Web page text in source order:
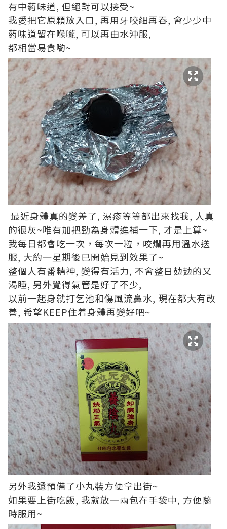
有中葯味道, 但絕對可以接受~
我愛把它原顆放入口, 再用牙咬細再吞, 會少少中
葯味道留在喉嚨, 可以再由水沖服,
都相當易食喲~
最近身體真的變差了, 濕疹等等都出來找我, 人真
的很灰~唯有加把勁為身體進補一下, 才是上算~
我每日都會吃一次，每次一粒，咬爛再用溫水送
服, 大約一星期後已開始見到效果了~
整個人有番精神, 變得有活力, 不會整日攰攰的又
渴睡, 另外覺得氣管是好了不少,
以前一起身就打乞池和傷風流鼻水, 現在都大有改
善, 希望KEEP住着身體再變好吧~
另外我還預備了小丸裝方便拿出街~
如果要上街吃飯, 我就放一兩包在手袋中, 方便隨
時服用~